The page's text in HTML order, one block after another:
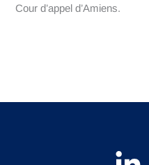
Cour d’appel d’Amiens.